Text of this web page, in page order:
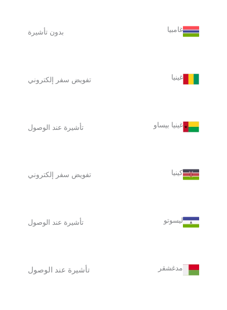
غامبيا بدون تأشيرة
غينيا تفويض سفر إلكتروني
غينيا بيساو تأشيرة عند الوصول
كينيا تفويض سفر إلكتروني
ليسوتو تأشيرة عند الوصول
مدغشقر تأشيرة عند الوصول